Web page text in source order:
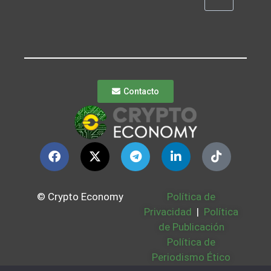
Contacto
© Crypto Economy
Política de
Privacidad | Política
de Publicación
Política de
Periodismo Ético